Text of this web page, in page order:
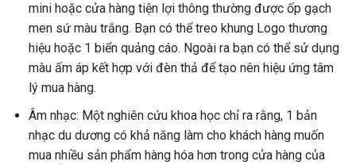
mini hoặc cửa hàng tiện lợi thông thường được ốp gạch
men sứ màu trắng. Bạn có thể treo khung Logo thương
hiệu hoặc 1 biển quảng cáo. Ngoài ra bạn có thể sử dụng
màu ấm áp kết hợp với đèn thả để tạo nên hiệu ứng tâm
lý mua hàng.
Âm nhạc: Một nghiên cứu khoa học chỉ ra rằng, 1 bản
nhạc du dương có khả năng làm cho khách hàng muốn
mua nhiều sản phẩm hàng hóa hơn trong cửa hàng của